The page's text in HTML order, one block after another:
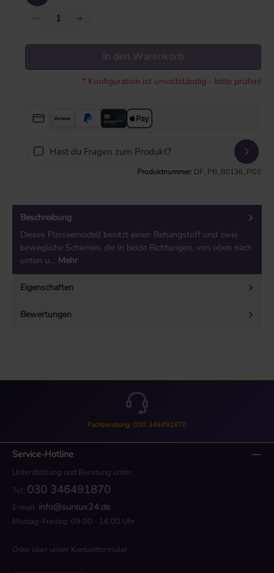
In den Warenkorb
* Konfiguration ist unvollständig - bitte prüfen!
Hast du Fragen zum Produkt?
Produktnummer: DF_PB_B0136_PG0
Beschreibung
Dieses Plisseemodell besitzt einen Behangstoff und zwei
bewegliche Schienen, die in beide Richtungen, von oben nach
unten u… Mehr
Eigenschaften
Bewertungen
Fachberatung: 030 346491870
Service-Hotline
Unterstützung und Beratung unter:
Tel: 030 346491870
E-mail: info@sunlux24.de
Montag-Freitag: 09:00 - 16:00 Uhr
Oder über unser Kontaktformular.